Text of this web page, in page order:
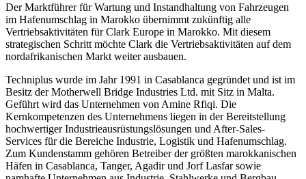
Der Marktführer für Wartung und Instandhaltung von Fahrzeugen
im Hafenumschlag in Marokko übernimmt zukünftig alle
Vertriebsaktivitäten für Clark Europe in Marokko. Mit diesem
strategischen Schritt möchte Clark die Vertriebsaktivitäten auf dem
nordafrikanischen Markt weiter ausbauen.
Techniplus wurde im Jahr 1991 in Casablanca gegründet und ist im
Besitz der Motherwell Bridge Industries Ltd. mit Sitz in Malta.
Geführt wird das Unternehmen von Amine Rfiqi. Die
Kernkompetenzen des Unternehmens liegen in der Bereitstellung
hochwertiger Industrieausrüstungslösungen und After-Sales-
Services für die Bereiche Industrie, Logistik und Hafenumschlag.
Zum Kundenstamm gehören Betreiber der größten marokkanischen
Häfen in Casablanca, Tanger, Agadir und Jorf Lasfar sowie